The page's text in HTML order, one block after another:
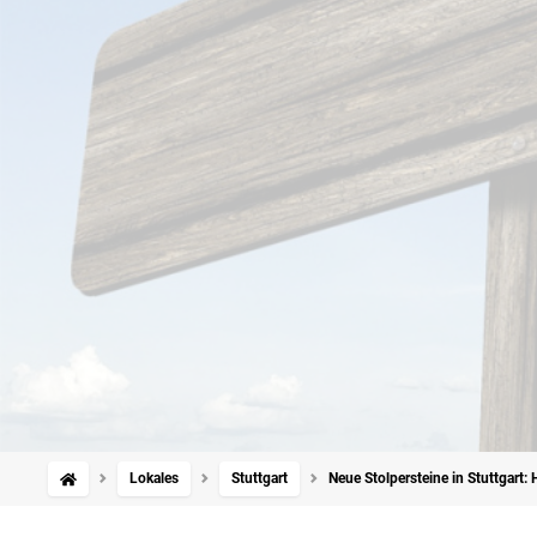
Lokales Stuttgart Neue Stolpersteine in Stuttgart: